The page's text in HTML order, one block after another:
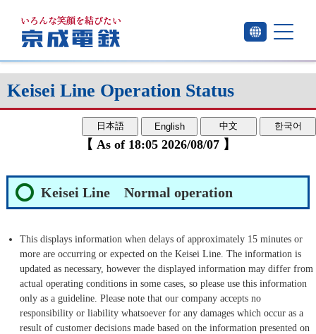
Keisei Line Operation Status
日本語 English 中文 한국어
【 As of 18:05 2026/08/07 】
Keisei Line Normal operation
This displays information when delays of approximately 15 minutes or
more are occurring or expected on the Keisei Line. The information is
updated as necessary, however the displayed information may differ from
actual operating conditions in some cases, so please use this information
only as a guideline. Please note that our company accepts no
responsibility or liability whatsoever for any damages which occur as a
result of customer decisions made based on the information presented on